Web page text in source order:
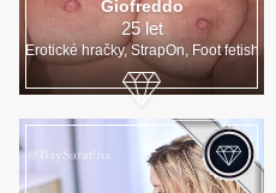
Giofreddo
25 let
Erotické hračky, StrapOn, Foot fetish